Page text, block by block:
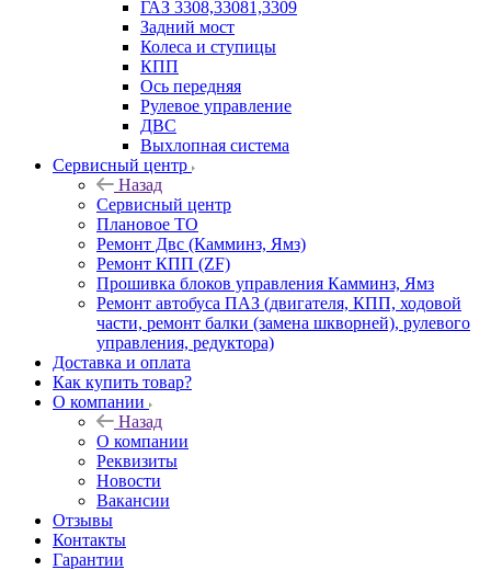
ГАЗ 3308,33081,3309
Задний мост
Колеса и ступицы
КПП
Ось передняя
Рулевое управление
ДВС
Выхлопная система
Сервисный центр
Назад
Сервисный центр
Плановое ТО
Ремонт Двс (Камминз, Ямз)
Ремонт КПП (ZF)
Прошивка блоков управления Камминз, Ямз
Ремонт автобуса ПАЗ (двигателя, КПП, ходовой
части, ремонт балки (замена шкворней), рулевого
управления, редуктора)
Доставка и оплата
Как купить товар?
О компании
Назад
О компании
Реквизиты
Новости
Вакансии
Отзывы
Контакты
Гарантии